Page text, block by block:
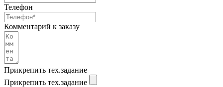
Телефон
Комментарий к заказу
Прикрепить тех.задание
Прикрепить тех.задание